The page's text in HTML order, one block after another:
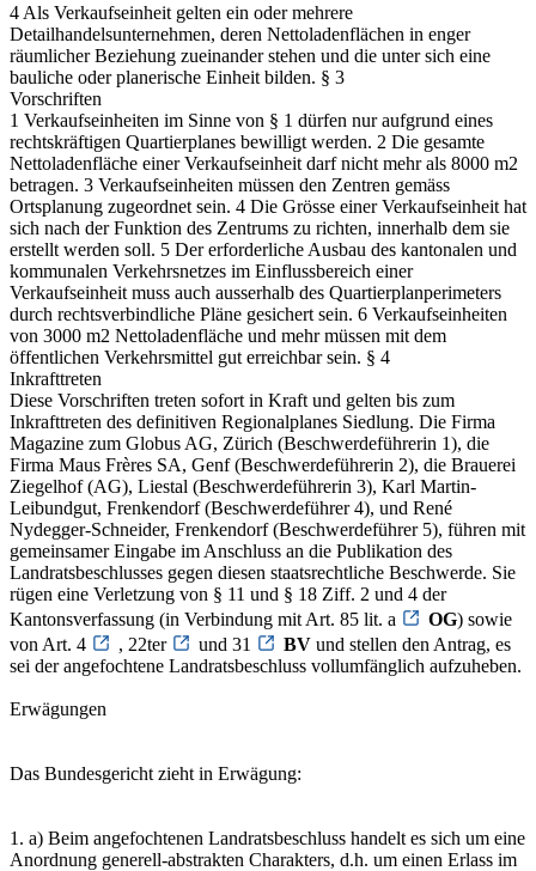
4 Als Verkaufseinheit gelten ein oder mehrere
Detailhandelsunternehmen, deren Nettoladenflächen in enger
räumlicher Beziehung zueinander stehen und die unter sich eine
bauliche oder planerische Einheit bilden. § 3
Vorschriften
1 Verkaufseinheiten im Sinne von § 1 dürfen nur aufgrund eines
rechtskräftigen Quartierplanes bewilligt werden. 2 Die gesamte
Nettoladenfläche einer Verkaufseinheit darf nicht mehr als 8000 m2
betragen. 3 Verkaufseinheiten müssen den Zentren gemäss
Ortsplanung zugeordnet sein. 4 Die Grösse einer Verkaufseinheit hat
sich nach der Funktion des Zentrums zu richten, innerhalb dem sie
erstellt werden soll. 5 Der erforderliche Ausbau des kantonalen und
kommunalen Verkehrsnetzes im Einflussbereich einer
Verkaufseinheit muss auch ausserhalb des Quartierplanperimeters
durch rechtsverbindliche Pläne gesichert sein. 6 Verkaufseinheiten
von 3000 m2 Nettoladenfläche und mehr müssen mit dem
öffentlichen Verkehrsmittel gut erreichbar sein. § 4
Inkrafttreten
Diese Vorschriften treten sofort in Kraft und gelten bis zum
Inkrafttreten des definitiven Regionalplanes Siedlung. Die Firma
Magazine zum Globus AG, Zürich (Beschwerdeführerin 1), die
Firma Maus Frères SA, Genf (Beschwerdeführerin 2), die Brauerei
Ziegelhof (AG), Liestal (Beschwerdeführerin 3), Karl Martin-
Leibundgut, Frenkendorf (Beschwerdeführer 4), und René
Nydegger-Schneider, Frenkendorf (Beschwerdeführer 5), führen mit
gemeinsamer Eingabe im Anschluss an die Publikation des
Landratsbeschlusses gegen diesen staatsrechtliche Beschwerde. Sie
rügen eine Verletzung von § 11 und § 18 Ziff. 2 und 4 der
Kantonsverfassung (in Verbindung mit Art. 85 lit. a
OG) sowie
von Art. 4
, 22ter und 31 BV und stellen den Antrag, es
sei der angefochtene Landratsbeschluss vollumfänglich aufzuheben.
Erwägungen
Das Bundesgericht zieht in Erwägung:
1. a) Beim angefochtenen Landratsbeschluss handelt es sich um eine
Anordnung generell-abstrakten Charakters, d.h. um einen Erlass im